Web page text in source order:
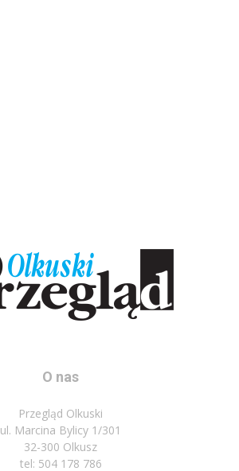
O nas
Przegląd Olkuski
ul. Marcina Bylicy 1/301
32-300 Olkusz
tel: 504 178 786